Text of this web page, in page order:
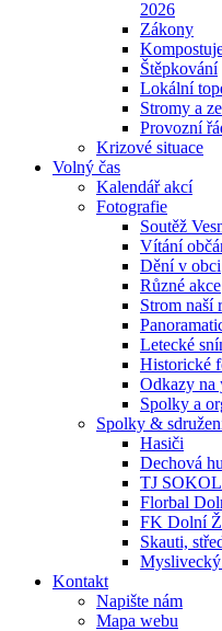
2026
Zákony
Štěpkování
Lokální
Stromy a
Provozní
Krizové situace
Volný čas
Kalendář akcí
Fotografie
Soutěž
Vítání
Dění v obci
Různé akce
Strom naší
Letecké
Historické
Odkazy na
Spolky a
Spolky &
Hasiči
Dechová
TJ
Florbal
FK Dolní
Skauti,
Kontakt
Napište nám
Mapa webu